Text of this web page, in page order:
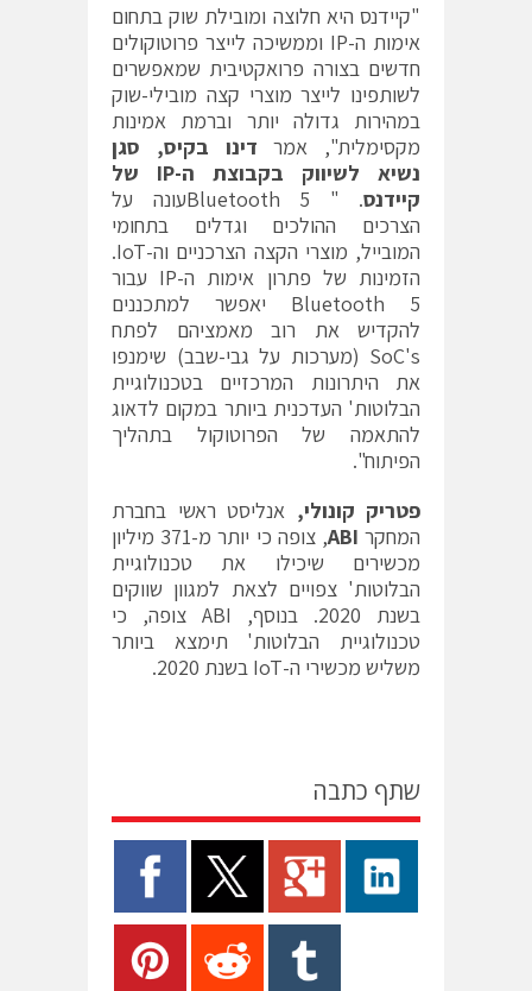
"קיידנס היא חלוצה ומובילת שוק בתחום
אימות ה-IP וממשיכה לייצר פרוטוקולים
חדשים בצורה פרואקטיבית שמאפשרים
לשותפינו לייצר מוצרי קצה מובילי-שוק
במהירות גדולה יותר וברמת אמינות
מקסימלית", אמר דינו בקיס, סגן
נשיא לשיווק בקבוצת ה-IP
של
קיידנס
. " Bluetooth 5עונה על
הצרכים ההולכים וגדלים בתחומי
המובייל, מוצרי הקצה הצרכניים וה-IoT.
הזמינות של פתרון אימות ה-IP עבור
Bluetooth 5 יאפשר למתכננים
להקדיש את רוב מאמציהם לפתח
SoC's (מערכות על גבי-שבב) שימנפו
את היתרונות המרכזיים בטכנולוגיית
הבלוטות' העדכנית ביותר במקום לדאוג
להתאמה של הפרוטוקול בתהליך
הפיתוח".
פטריק קונולי, אנליסט ראשי בחברת
המחקר ABI
, צופה כי יותר מ-371 מיליון
מכשירים שיכילו את טכנולוגיית
הבלוטות' צפויים לצאת למגוון שווקים
בשנת 2020. בנוסף, ABI צופה, כי
טכנולוגיית הבלוטות' תימצא ביותר
משליש מכשירי ה-IoT בשנת 2020.
שתף כתבה